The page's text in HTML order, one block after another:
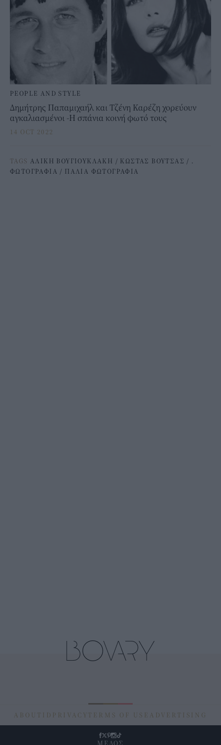
PEOPLE AND STYLE
Δημήτρης Παπαμιχαήλ και Τζένη Καρέζη χορεύουν
αγκαλιασμένοι -Η σπάνια κοινή φωτό τους
14 OCT 2022
TAGS ΑΛΙΚΗ ΒΟΥΓΙΟΥΚΛΑΚΗ / ΚΩΣΤΑΣ ΒΟΥΤΣΑΣ / .
ΦΩΤΟΓΡΑΦΙΑ / ΠΑΛΙΑ ΦΩΤΟΓΡΑΦΙΑ
ABOUT ID PRIVACY TERMS OF USE ADVERTISING